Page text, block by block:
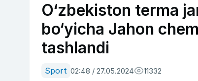
O‘zbekiston terma
bo‘yicha Jahon
tashlandi
Sport 02:48 / 27.05.2024 11332